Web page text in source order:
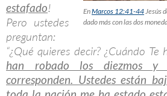
EnMarcos 12:41-44Jesús
dado más con las dos
estafado!
Pero ustedes
preguntan:
“¿Qué quieres decir? ¿Cuándo Te
han robado los diezmos y
corresponden. Ustedes están